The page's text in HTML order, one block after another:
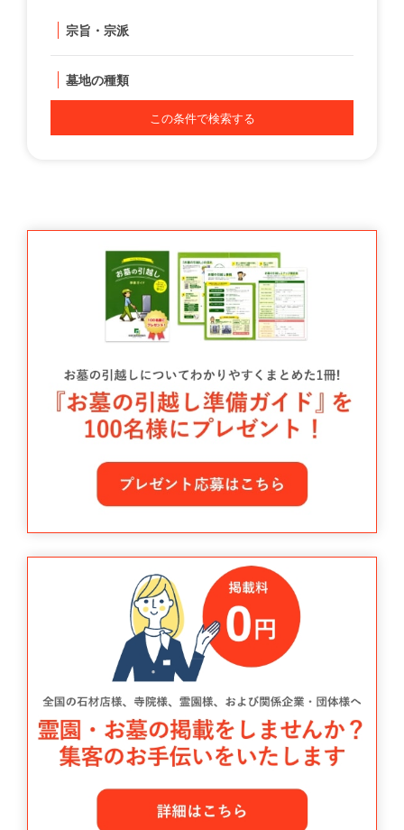
宗旨・宗派
墓地の種類
この条件で検索する